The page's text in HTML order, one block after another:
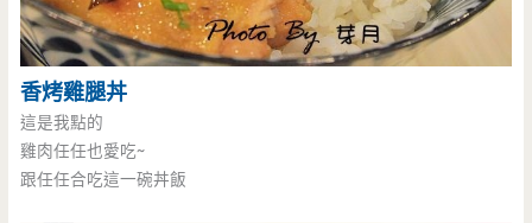
香烤雞腿丼
這是我點的
雞肉任任也愛吃~
跟任任合吃這一碗丼飯